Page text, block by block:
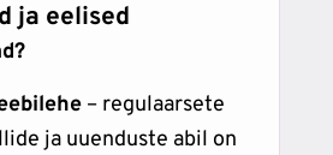
ja eelised
– regulaarsete
ja uuenduste abil on